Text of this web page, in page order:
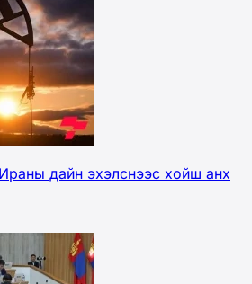
дайн эхэлснээс хойш анх